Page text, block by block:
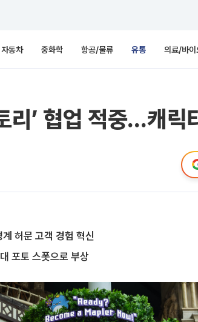
자동차 중화학 항공/물류 유통 의료/바이
리’ 협업 적중…캐
허문 고객 경험 혁신
포토 스폿으로 부상